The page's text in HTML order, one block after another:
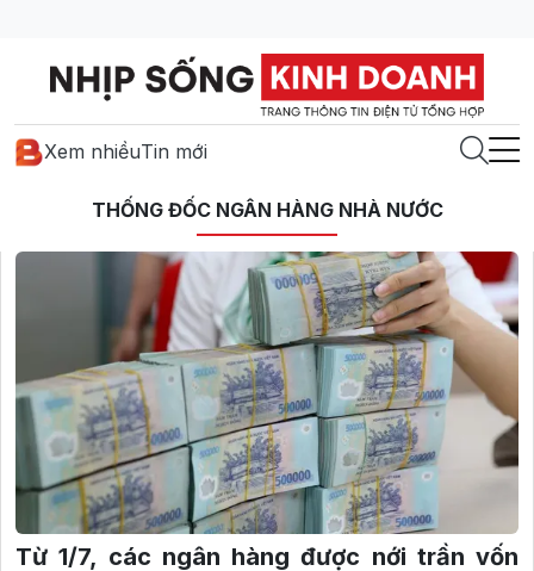
Xem nhiềuTin mới
THỐNG ĐỐC NGÂN HÀNG NHÀ NƯỚC
Từ 1/7, các ngân hàng được nới trần vốn